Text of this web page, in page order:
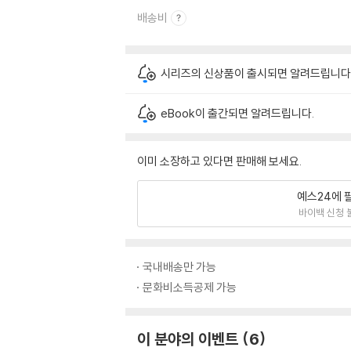
배송비
시리즈의 신상품이 출시되면 알려드립니
eBook이 출간되면 알려드립니다.
이미 소장하고 있다면 판매해 보세요.
예스24에
바이백 신청
국내배송만 가능
문화비소득공제 가능
이 분야의 이벤트 6